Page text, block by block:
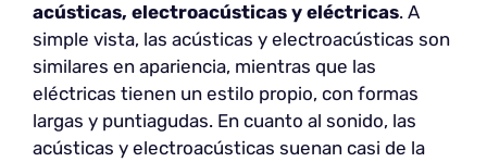
acústicas, electroacústicas y eléctricas. A
simple vista, las acústicas y electroacústicas son
similares en apariencia, mientras que las
eléctricas tienen un estilo propio, con formas
largas y puntiagudas. En cuanto al sonido, las
acústicas y electroacústicas suenan casi de la